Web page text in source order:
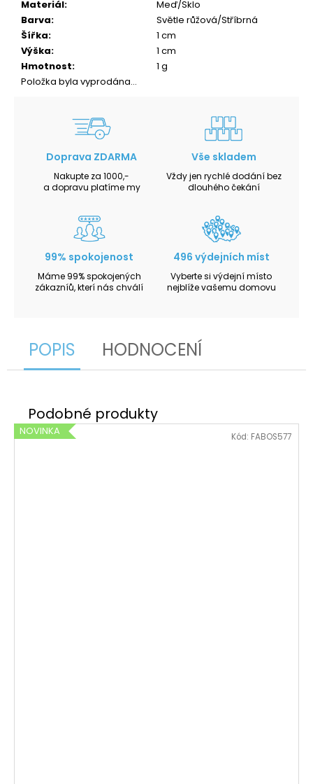
Materiál:
Meď/Sklo
Barva:
Světle růžová/Stříbrná
Šířka:
1 cm
Výška:
1 cm
Hmotnost:
1 g
Položka byla vyprodána…
Doprava ZDARMA
Nakupte za 1000,-
a dopravu platíme my
Vše skladem
Vždy jen rychlé dodání bez
dlouhého čekání
99% spokojenost
Máme 99% spokojených
zákazníů, kterí nás chválí
496 výdejních míst
Vyberte si výdejní místo
nejblíže vašemu domovu
POPIS HODNOCENÍ
NOVINKA Kód: FABOS577